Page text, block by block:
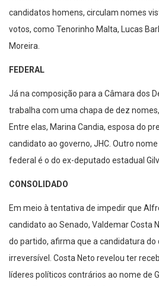
candidatos homens, circulam nomes
votos, como Tenorinho Malta, Lucas
Moreira.
FEDERAL
Já na composição para a Câmara dos
trabalha com uma chapa de dez
Entre elas, Marina Candia, esposa do
candidato ao governo, JHC. Outro
federal é o do ex-deputado estadual
CONSOLIDADO
Em meio à tentativa de impedir que
candidato ao Senado, Valdemar Costa
do partido, afirma que a candidatura do
irreversível. Costa Neto revelou ter
líderes políticos contrários ao nome de